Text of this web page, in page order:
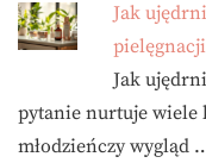
Jak
pielęgnacji
Jak
pytanie nurtuje wiele
młodzieńczy wygląd